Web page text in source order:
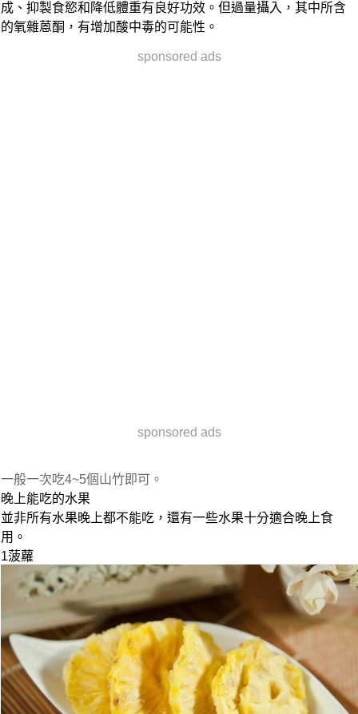
成、抑製食慾和降低體重有良好功效。但過量攝入，其中所含
的氧雜蒽酮，有增加酸中毒的可能性。
sponsored ads
sponsored ads
一般一次吃4~5個山竹即可。
晚上能吃的水果
並非所有水果晚上都不能吃，還有一些水果十分適合晚上食
用。
1菠蘿